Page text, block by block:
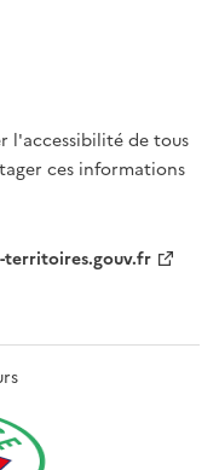
l'accessibilité de tous
ces informations
territoires.gouv.fr